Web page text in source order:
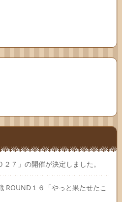
２７」の開催が決定しました。
ROUND１６「やっと果たせたこ